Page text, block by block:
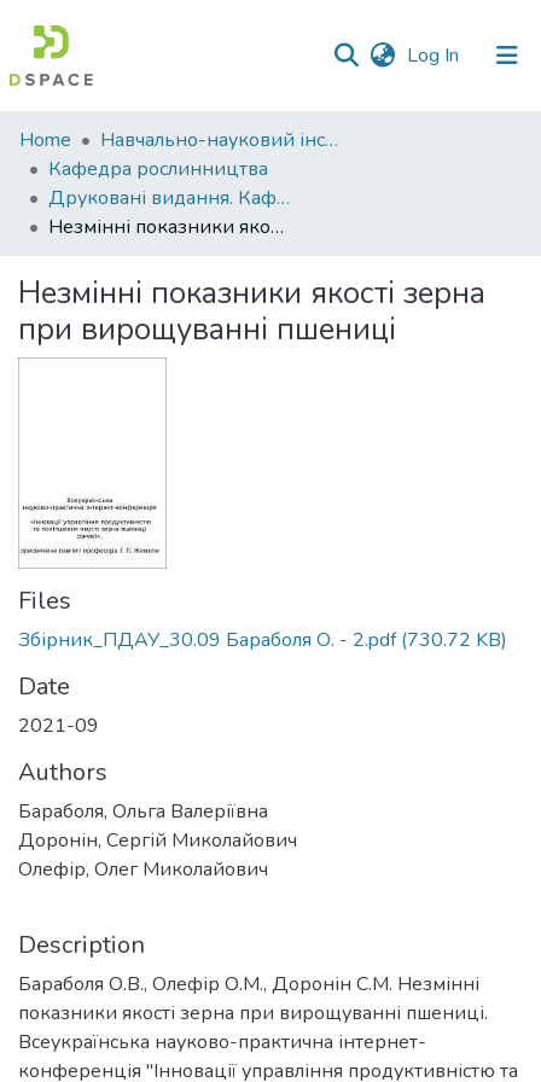
Log In (current)
Communities
&
Collections
Statistics
Home
Навчально-науковий інститут агротехнологій, селекції та екології
Кафедра рослинництва
Друковані видання. Кафедра рослинництва
Незмінні показники якості зерна при вирощуванні пшениці
Незмінні показники якості зерна
при вирощуванні пшениці
Files
Збірник_ПДАУ_30.09 Бараболя О. - 2.pdf(730.72 KB)
Date
2021-09
Authors
Бараболя, Ольга Валеріївна
Доронін, Сергій Миколайович
Олефір, Олег Миколайович
Description
Бараболя О.В., Олефір О.М., Доронін С.М. Незмінні
показники якості зерна при вирощуванні пшениці.
Всеукраїнська науково-практична інтернет-
конференція "Інновації управління продуктивністю та